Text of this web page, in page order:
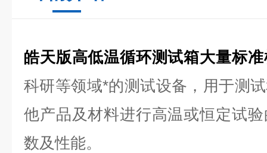
皓天版高低温循环测试箱大量标
科研等领域*的测试设备，用于测
他产品及材料进行高温或恒定试
数及性能。